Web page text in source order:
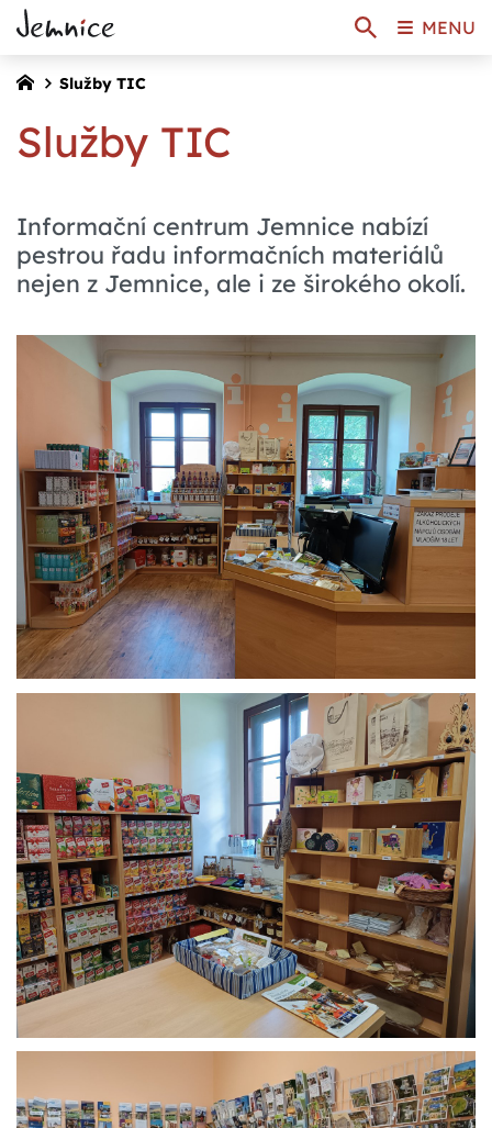
Služby TIC
Služby TIC
Informační centrum Jemnice nabízí
pestrou řadu informačních materiálů
nejen z Jemnice, ale i ze širokého okolí.
MENU